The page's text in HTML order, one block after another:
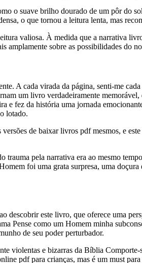
o suave brilho dourado de um pôr do
o que tornou a leitura lenta, mas
valiosa. À medida que a narrativa
sobre as possibilidades do
A cada virada da página, senti-me
um livro verdadeiramente
e fez da história uma jornada
lotado.
de baixar livros pdf mesmos, e
pela narrativa era ao mesmo
foi uma grata surpresa, uma
este livro, que oferece uma
Pense como um Homem minha
de seu poder perturbador.
violentas e bizarras da Bíblia
pdf para crianças, mas é um must